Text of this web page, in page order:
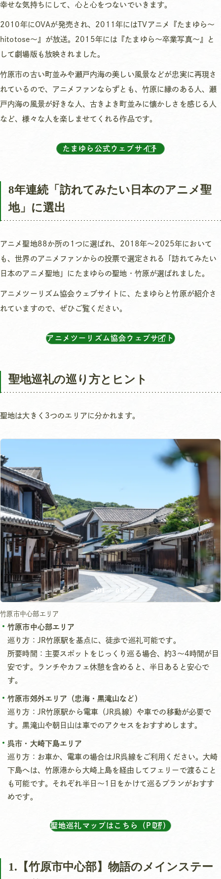
幸せな気持ちにして、心と心をつないでいきます。
2010年にOVAが発売され、2011年にはTVアニメ『たまゆら～
hitotose～』が放送。2015年には『たまゆら～卒業写真～』と
して劇場版も放映されました。
竹原市の古い町並みや瀬戸内海の美しい風景などが忠実に再現さ
れているので、アニメファンならずとも、竹原に縁のある人、瀬
戸内海の風景が好きな人、古きよき町並みに懐かしさを感じる人
など、様々な人を楽しませてくれる作品です。
たまゆら公式ウェブサイト
8年連続「訪れてみたい日本のアニメ聖
地」に選出
アニメ聖地88か所の1つに選ばれ、2018年～2025年において
も、世界のアニメファンからの投票で選定される「訪れてみたい
日本のアニメ聖地」にたまゆらの聖地・竹原が選ばれました。
アニメツーリズム協会ウェブサイトに、たまゆらと竹原が紹介さ
れていますので、ぜひご覧ください。
アニメツーリズム協会ウェブサイト
聖地巡礼の巡り方とヒント
聖地は大きく3つのエリアに分かれます。
01 / 03
竹原市中心部エリア
竹原市中心部エリア
巡り方：JR竹原駅を基点に、徒歩で巡礼可能です。
所要時間：主要スポットをじっくり巡る場合、約3〜4時間が目
安です。ランチやカフェ休憩を含めると、半日あると安心で
す。
竹原市郊外エリア（忠海・黒滝山など）
巡り方：JR竹原駅から電車（JR呉線）や車での移動が必要で
す。黒滝山や朝日山は車でのアクセスをおすすめします。
呉市・大崎下島エリア
巡り方：お車か、電車の場合はJR呉線をご利用ください。大崎
下島へは、竹原港から大崎上島を経由してフェリーで渡ること
も可能です。それぞれ半日～1日をかけて巡るプランがおすす
めです。
聖地巡礼マップはこちら（PDF）
1.【竹原市中心部】物語のメインステー